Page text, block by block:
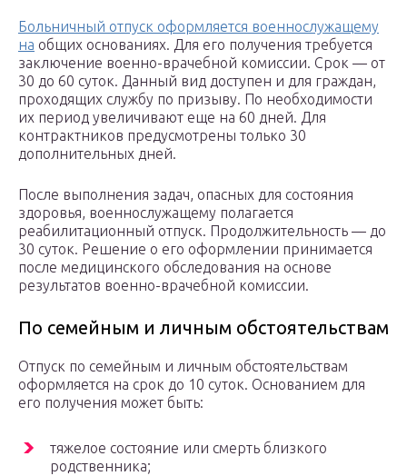
Больничный отпуск оформляется военнослужащему
на общих основаниях. Для его получения требуется
заключение военно-врачебной комиссии. Срок — от
30 до 60 суток. Данный вид доступен и для граждан,
проходящих службу по призыву. По необходимости
их период увеличивают еще на 60 дней. Для
контрактников предусмотрены только 30
дополнительных дней.
После выполнения задач, опасных для состояния
здоровья, военнослужащему полагается
реабилитационный отпуск. Продолжительность — до
30 суток. Решение о его оформлении принимается
после медицинского обследования на основе
результатов военно-врачебной комиссии.
По семейным и личным обстоятельствам
Отпуск по семейным и личным обстоятельствам
оформляется на срок до 10 суток. Основанием для
его получения может быть:
тяжелое состояние или смерть близкого
родственника;